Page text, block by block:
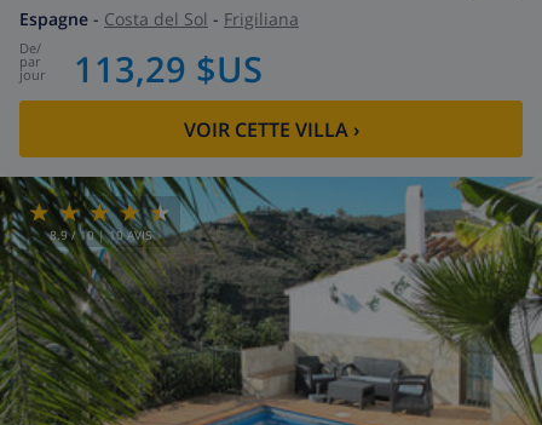
Espagne - Costa del Sol - Frigiliana
de/
par
jour 113,29 $US
VOIR CETTE VILLA›
8.9/ 10 |10 AVIS